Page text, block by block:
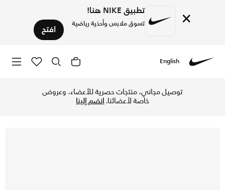
× تطبيق NIKE هنا!
تسوق ملابس وأحذية رياضية افتح
English
توصيل مجاني، منتجات حصرية للأعضاء، وعروض
خاصة لأعضائنا.انضم إلينا